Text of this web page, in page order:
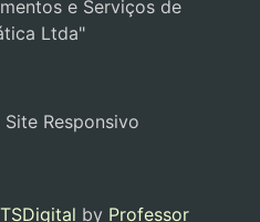
e Serviços de
Ltda"
Site Responsivo
by Professor